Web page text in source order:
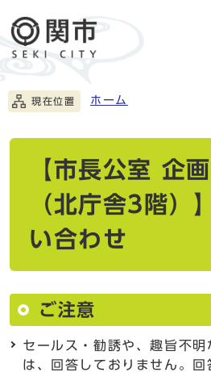
現在位置 ホーム
【市長公室 企
（北庁舎3階）
い合わせ
ご注意
セールス・勧誘や、趣旨不
は、回答しておりません。